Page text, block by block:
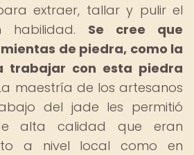
extraer, tallar y pulir el
habilidad. Se cree que
de piedra, como la
trabajar con esta piedra
maestría de los artesanos
del jade les permitió
alta calidad que eran
a nivel local como en